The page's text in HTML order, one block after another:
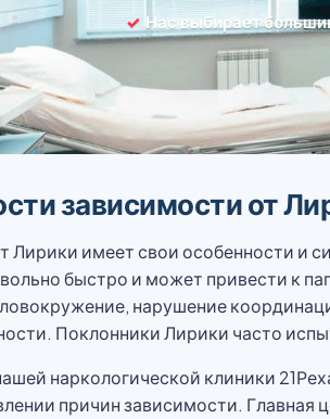
Нас выбирает
зависимости от
Лирики имеет свои особенности и
быстро и может привести к
нарушение
Поклонники Лирики часто
наркологической клиники
причин зависимости. Главная